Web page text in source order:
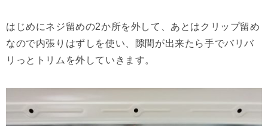
はじめにネジ留めの2か所を外して、あとはクリップ留め
なので内張りはずしを使い、隙間が出来たら手でバリバ
リっとトリムを外していきます。